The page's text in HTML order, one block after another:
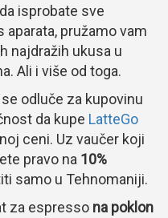
isprobate sve
pružamo vam
najdražih ukusa u
Ali i više od toga.
odluče za kupovinu
da kupe LatteGo
ceni. Uz vaučer koji
pravo na 10%
samo u Tehnomaniji.
za espresso na poklon